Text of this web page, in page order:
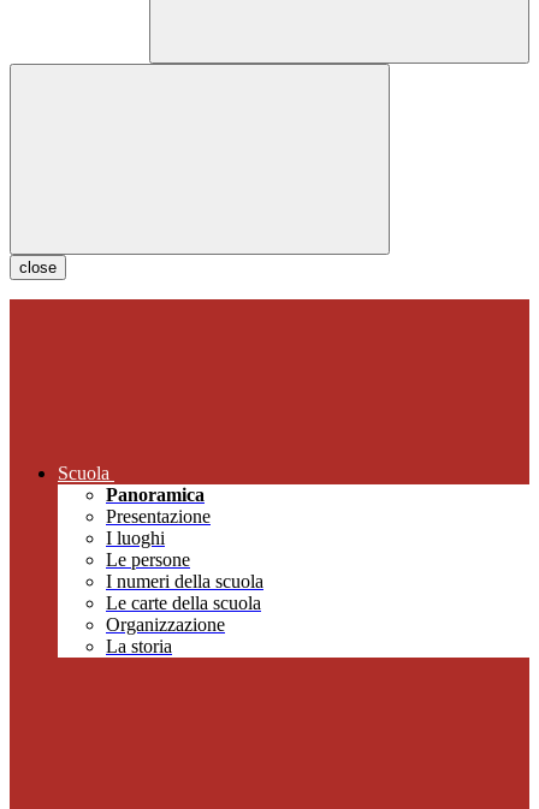
close
Scuola
Panoramica
Presentazione
I luoghi
Le persone
I numeri della scuola
Le carte della scuola
Organizzazione
La storia